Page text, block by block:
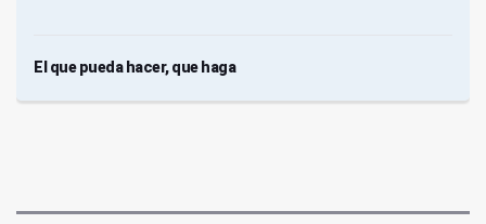
El que pueda hacer, que haga